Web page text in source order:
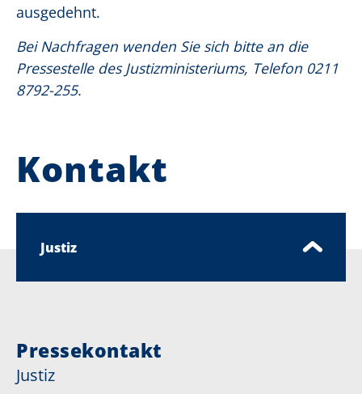
ausge­dehnt.
Bei Nachfragen wenden Sie sich bitte an die
Pressestelle des Justizministeriums, Telefon 0211
8792-255.
Kontakt
Justiz
Pressekontakt
Justiz